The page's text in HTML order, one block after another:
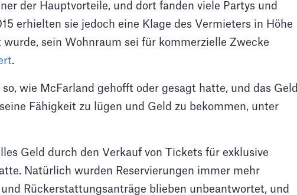
der Hauptvorteile, und dort fanden viele Partys und
erhielten sie jedoch eine Klage des Vermieters in Höhe
sein Wohnraum sei für kommerzielle Zwecke
.
wie McFarland gehofft oder gesagt hatte, und das Geld
Fähigkeit zu lügen und Geld zu bekommen, unter
Geld durch den Verkauf von Tickets für exklusive
Natürlich wurden Reservierungen immer mehr
Rückerstattungsanträge blieben unbeantwortet, und